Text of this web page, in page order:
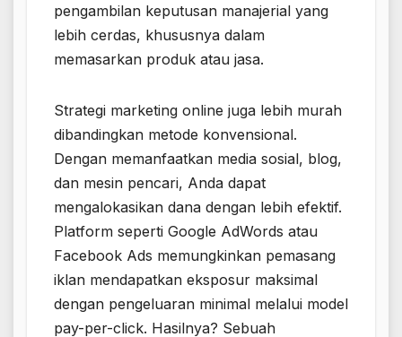
pengambilan keputusan manajerial yang
lebih cerdas, khususnya dalam
memasarkan produk atau jasa.
Strategi marketing online juga lebih murah
dibandingkan metode konvensional.
Dengan memanfaatkan media sosial, blog,
dan mesin pencari, Anda dapat
mengalokasikan dana dengan lebih efektif.
Platform seperti Google AdWords atau
Facebook Ads memungkinkan pemasang
iklan mendapatkan eksposur maksimal
dengan pengeluaran minimal melalui model
pay-per-click. Hasilnya? Sebuah